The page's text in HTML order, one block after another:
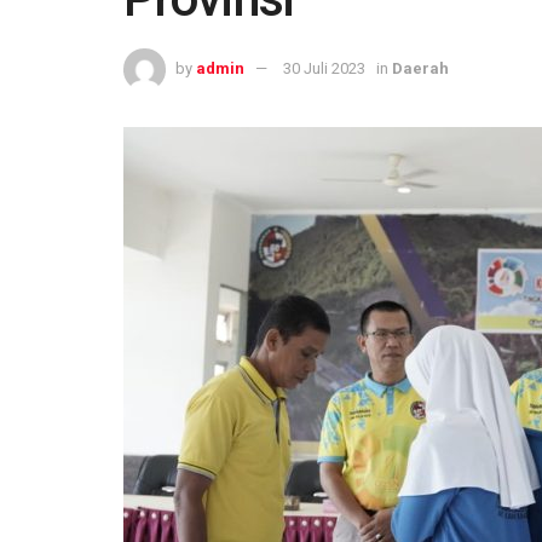
by admin 30 Juli 2023 in Daerah